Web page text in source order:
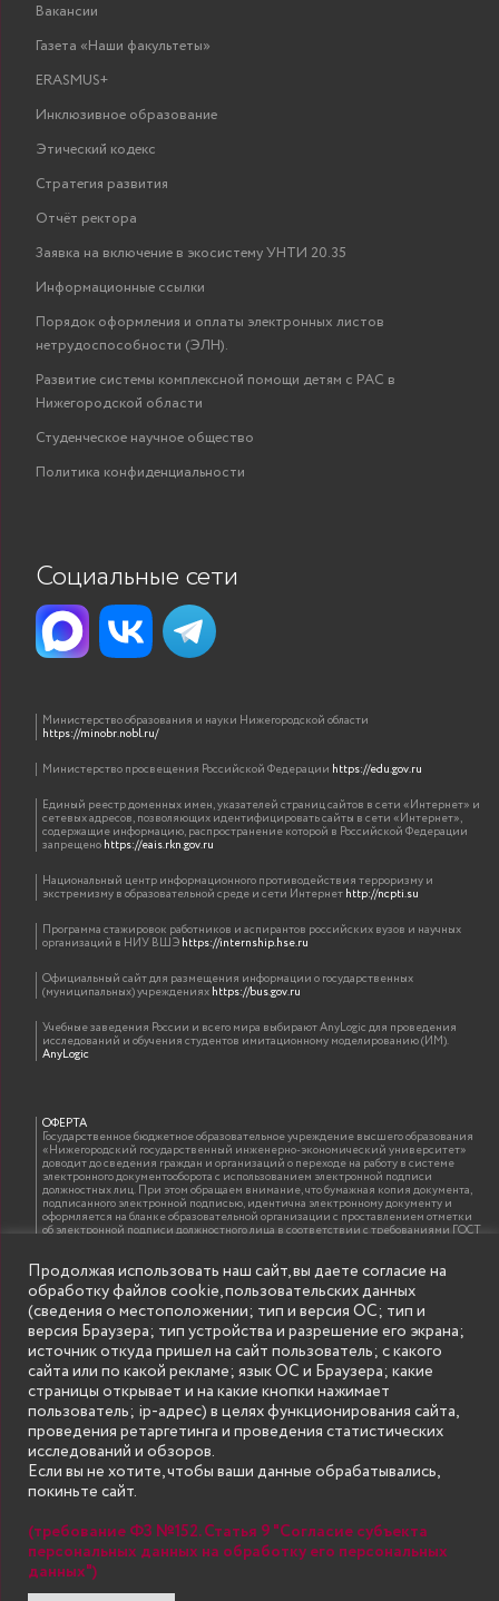
Вакансии
Газета «Наши факультеты»
ERASMUS+
Инклюзивное образование
Этический кодекс
Стратегия развития
Отчёт ректора
Заявка на включение в экосистему УНТИ 20.35
Информационные ссылки
Порядок оформления и оплаты электронных листов
нетрудоспособности (ЭЛН).
Развитие системы комплексной помощи детям с РАС в
Нижегородской области
Студенческое научное общество
Политика конфиденциальности
Социальные сети
Министерство образования и науки Нижегородской области
https://minobr.nobl.ru/
Министерство просвещения Российской Федерации https://edu.gov.ru
Единый реестр доменных имен, указателей страниц сайтов в сети «Интернет» и
сетевых адресов, позволяющих идентифицировать сайты в сети «Интернет»,
содержащие информацию, распространение которой в Российской Федерации
запрещеноhttps://eais.rkn.gov.ru
Национальный центр информационного противодействия терроризму и
экстремизму в образовательной среде и сети Интернетhttp://ncpti.su
Программа стажировок работников и аспирантов российских вузов и научных
организаций в НИУ ВШЭhttps://internship.hse.ru
Официальный сайт для размещения информации о государственных
(муниципальных) учрежденияхhttps://bus.gov.ru
Учебные заведения России и всего мира выбирают AnyLogic для проведения
исследований и обучения студентов имитационному моделированию (ИМ).
AnyLogic
ОФЕРТА
Государственное бюджетное образовательное учреждение высшего образования
«Нижегородский государственный инженерно-экономический университет»
доводит до сведения граждан и организаций о переходе на работу в системе
электронного документооборота с использованием электронной подписи
должностных лиц. При этом обращаем внимание, что бумажная копия документа,
подписанного электронной подписью, идентична электронному документу и
оформляется на бланке образовательной организации с проставлением отметки
об электронной подписи должностного лица в соответствии с требованиями ГОСТ
ИНФОРМАЦИЯ ДЛЯ ПРАВООБЛАДАТЕЛЕЙ
Все права на аудио и видео материалы, представленные на нашем сайте
принадлежат их законным владельцам и предназначены только для ознакомления.
Наличие материалов на сайте никаким образом не претендует на обозначение
нашего авторского права на данные материалы. Авторы не несут ответственности
за возможные последствия использования их в целях, запрещенных Уголовным
Кодексом Российской Федерации. Если вы соглашаетесь с указанными
условиями, то можете приступить к просмотру материалов. Иначе вы должны
немедленно покинуть сайт. Все материалы, размещенные на сайте, взяты с
открытых (общедоступных) источников. Если Вы являетесь правообладателем
какого-либо материала, размещённого на этом сайте, и не хотели бы чтобы данная
информация распространялась без Вашего на то согласия, то мы будем рады
оказать Вам содействие, удалив соответствующие страницы. Для этого достаточно,
чтобы вы прислали нам письмо (в электронном виде) с E-mail официального
страницы сайта, которые необходимо удалить.
Продолжая использовать наш сайт, вы даете согласие на
обработку файлов cookie, пользовательских данных
(сведения о местоположении; тип и версия ОС; тип и
версия Браузера; тип устройства и разрешение его экрана;
источник откуда пришел на сайт пользователь; с какого
сайта или по какой рекламе; язык ОС и Браузера; какие
страницы открывает и на какие кнопки нажимает
пользователь; ip-адрес) в целях функционирования сайта,
проведения ретаргетинга и проведения статистических
исследований и обзоров.
Если вы не хотите, чтобы ваши данные обрабатывались,
покиньте сайт.
(требование ФЗ №152. Статья 9 "Согласие субъекта
персональных данных на обработку его персональных
данных")